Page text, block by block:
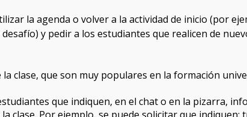
la agenda o volver a la actividad de inicio (por
y pedir a los estudiantes que realicen de
clase, que son muy populares en la formación
que indiquen, en el chat o en la pizarra,